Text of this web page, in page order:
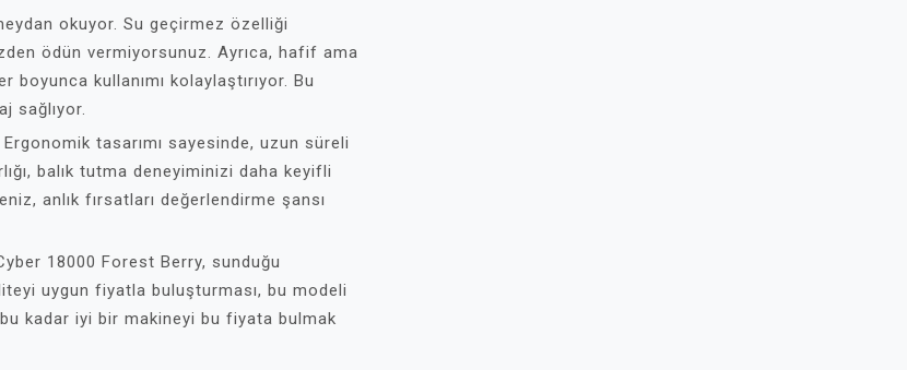
okuyor. Su geçirmez özelliği
ödün vermiyorsunuz. Ayrıca, hafif ama
kullanımı kolaylaştırıyor. Bu
sağlıyor.
tasarımı sayesinde, uzun süreli
balık tutma deneyiminizi daha keyifli
anlık fırsatları değerlendirme şansı
18000 Forest Berry, sunduğu
uygun fiyatla buluşturması, bu modeli
kadar iyi bir makineyi bu fiyata bulmak